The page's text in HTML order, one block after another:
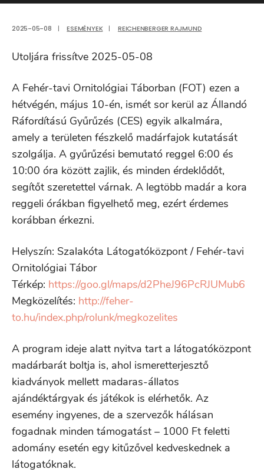
2025-05-08 | ESEMÉNYEK | REICHENBERGER RAJMUND
Utoljára frissítve 2025-05-08
A Fehér-tavi Ornitológiai Táborban (FOT) ezen a
hétvégén, május 10-én, ismét sor kerül az Állandó
Ráfordítású Gyűrűzés (CES) egyik alkalmára,
amely a területen fészkelő madárfajok kutatását
szolgálja. A gyűrűzési bemutató reggel 6:00 és
10:00 óra között zajlik, és minden érdeklődőt,
segítőt szeretettel várnak. A legtöbb madár a kora
reggeli órákban figyelhető meg, ezért érdemes
korábban érkezni.
Helyszín: Szalakóta Látogatóközpont / Fehér-tavi
Ornitológiai Tábor
Térkép: https://goo.gl/maps/d2PheJ96PcRJUMub6
Megközelítés: http://feher-
to.hu/index.php/rolunk/megkozelites
A program ideje alatt nyitva tart a látogatóközpont
madárbarát boltja is, ahol ismeretterjesztő
kiadványok mellett madaras-állatos
ajándéktárgyak és játékok is elérhetők. Az
esemény ingyenes, de a szervezők hálásan
fogadnak minden támogatást – 1000 Ft feletti
adomány esetén egy kitűzővel kedveskednek a
látogatóknak.